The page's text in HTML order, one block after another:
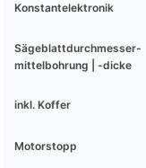
Konstantelektronik
Sägeblattdurchmesser-
mittelbohrung | -dicke
inkl. Koffer
Motorstopp